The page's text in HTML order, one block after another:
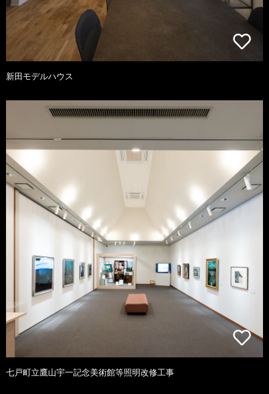
新田モデルハウス
七戸町立鷹山宇一記念美術館等照明改修工事